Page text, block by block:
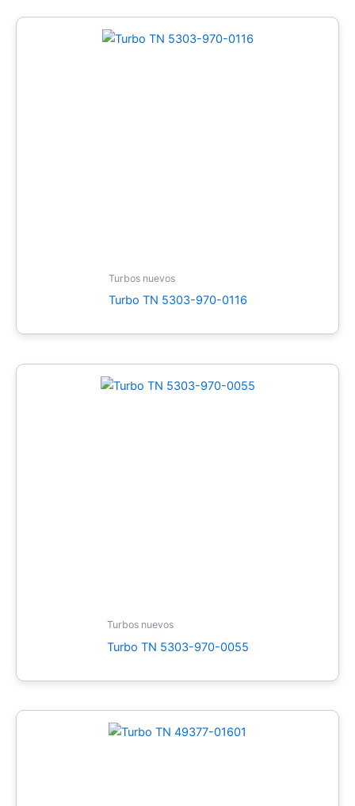
Turbos nuevos
Turbo TN 5303-970-0116
Turbos nuevos
Turbo TN 5303-970-0055